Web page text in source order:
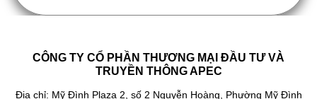
CÔNG TY CỔ PHẦN THƯƠNG MẠI ĐẦU TƯ VÀ
TRUYỀN THÔNG APEC
Địa chỉ: Mỹ Đình Plaza 2, số 2 Nguyễn Hoàng, Phường Mỹ Đình